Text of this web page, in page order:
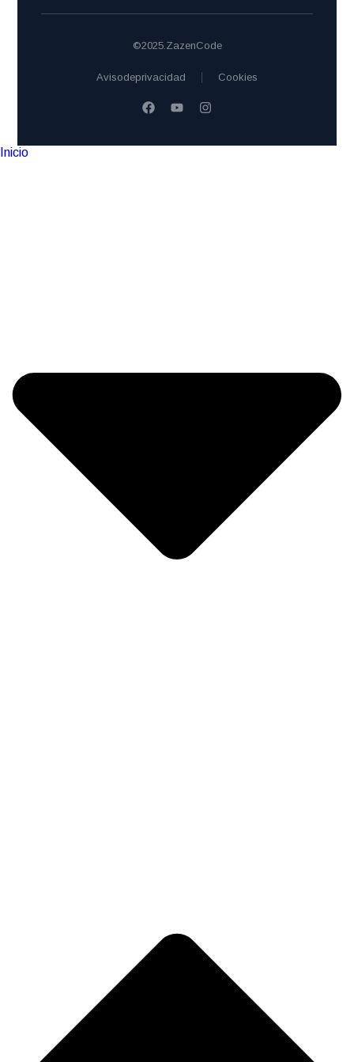
© 2025. Zazen Code
Aviso de privacidad Cookies
Inicio